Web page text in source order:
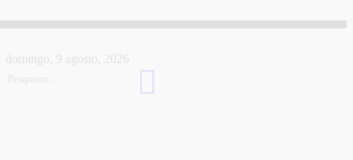
domingo, 9 agosto, 2026